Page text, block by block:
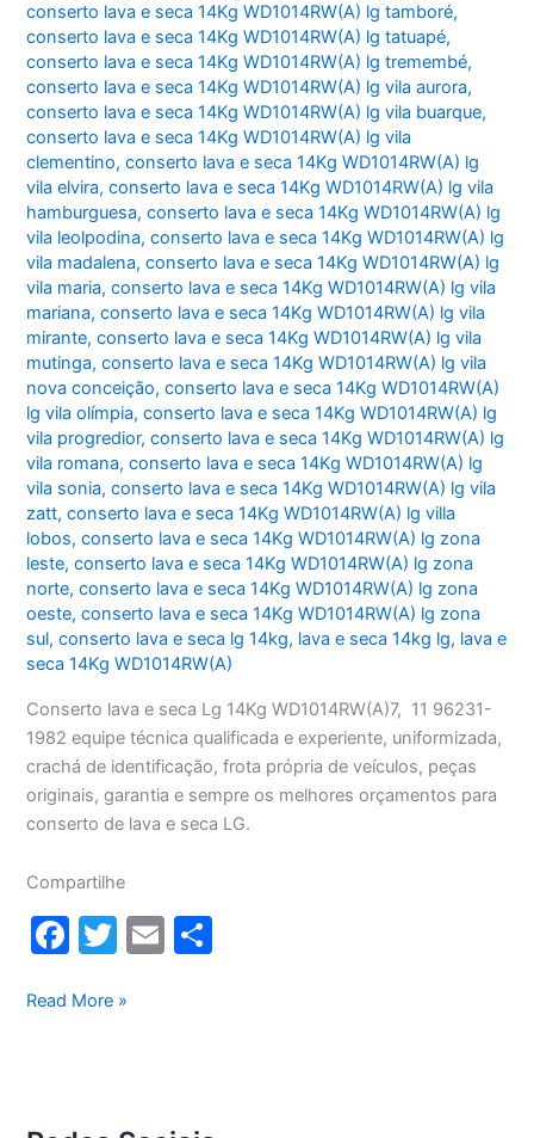
conserto lava e seca 14Kg WD1014RW(A) lg tamboré,
conserto lava e seca 14Kg WD1014RW(A) lg tatuapé,
conserto lava e seca 14Kg WD1014RW(A) lg tremembé,
conserto lava e seca 14Kg WD1014RW(A) lg vila aurora,
conserto lava e seca 14Kg WD1014RW(A) lg vila buarque,
conserto lava e seca 14Kg WD1014RW(A) lg vila
clementino,conserto lava e seca 14Kg WD1014RW(A) lg
vila elvira,conserto lava e seca 14Kg WD1014RW(A) lg vila
hamburguesa,conserto lava e seca 14Kg WD1014RW(A) lg
vila leolpodina,conserto lava e seca 14Kg WD1014RW(A) lg
vila madalena,conserto lava e seca 14Kg WD1014RW(A) lg
vila maria,conserto lava e seca 14Kg WD1014RW(A) lg vila
mariana,conserto lava e seca 14Kg WD1014RW(A) lg vila
mirante,conserto lava e seca 14Kg WD1014RW(A) lg vila
mutinga,conserto lava e seca 14Kg WD1014RW(A) lg vila
nova conceição,conserto lava e seca 14Kg WD1014RW(A)
lg vila olímpia,conserto lava e seca 14Kg WD1014RW(A) lg
vila progredior,conserto lava e seca 14Kg WD1014RW(A) lg
vila romana,conserto lava e seca 14Kg WD1014RW(A) lg
vila sonia,conserto lava e seca 14Kg WD1014RW(A) lg vila
zatt,conserto lava e seca 14Kg WD1014RW(A) lg villa
lobos,conserto lava e seca 14Kg WD1014RW(A) lg zona
leste,conserto lava e seca 14Kg WD1014RW(A) lg zona
norte,conserto lava e seca 14Kg WD1014RW(A) lg zona
oeste,conserto lava e seca 14Kg WD1014RW(A) lg zona
sul,conserto lava e seca lg 14kg, lava e seca 14kg lg, lava e
seca 14Kg WD1014RW(A)
Conserto lava e seca Lg 14Kg WD1014RW(A)7, 11 96231-
1982 equipe técnica qualificada e experiente, uniformizada,
crachá de identificação, frota própria de veículos, peças
originais, garantia e sempre os melhores orçamentos para
conserto de lava e seca LG.
Compartilhe
F
c
o
T
itt
E
Conserto
Read More »